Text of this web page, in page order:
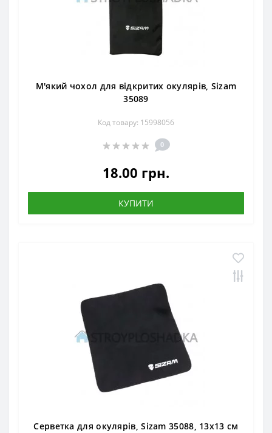
М'який чохол для відкритих окулярів, Sizam
35089
Код товару: 15998056
0
18.00 грн.
КУПИТИ
Серветка для окулярів, Sizam 35088, 13х13 см